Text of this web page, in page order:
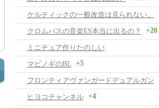
ケルティックの一般改造は見られない。
クロムバスの音楽ES本当に出るの？ +20
ミニチュア作りたのしい
マビノギのBL
+5
フロンティアヴァンガードデュアルガン
ヒヨコチャンネル +4